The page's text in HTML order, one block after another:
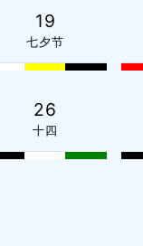
19
七夕节
26
十四